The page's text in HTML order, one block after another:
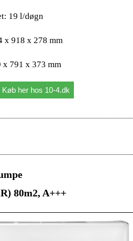
19 l/døgn
x 918 x 278 mm
791 x 373 mm
her hos 10-4.dk
80m2, A+++